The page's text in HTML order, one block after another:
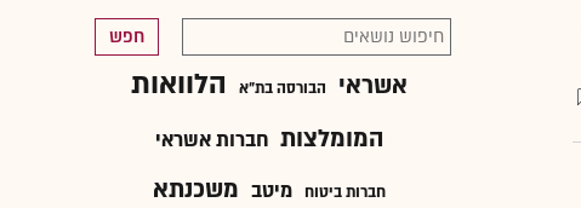
חפש
אשראי הבורסה בת"א הלוואות
המומלצות חברות אשראי
חברות ביטוח מיטב משכנתא